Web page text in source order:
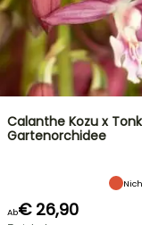
Calanthe Kozu x
Gartenorchidee
Ab€ 26,90